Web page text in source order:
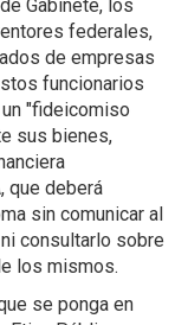
Gabinete, los
federales,
de empresas
funcionarios
"fideicomiso
sus bienes,
que deberá
sin comunicar al
consultarlo sobre
los mismos.
se ponga en